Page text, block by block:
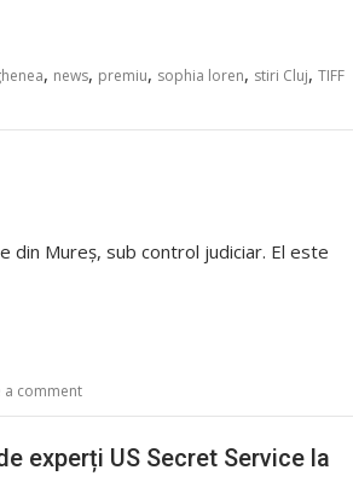
, news, premiu, sophia loren, stiri Cluj, TIFF
din Mureș, sub control judiciar. El este
a comment
experți US Secret Service la